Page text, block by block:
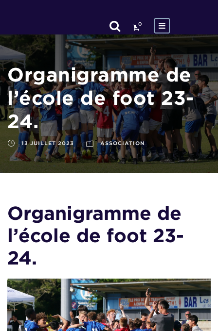
0
Organigramme de
l’école de foot 23-
24.
13 JUILLET 2023 ASSOCIATION
Organigramme de
l’école de foot 23-
24.